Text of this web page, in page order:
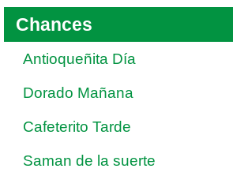
Chances
Antioqueñita Día
Dorado Mañana
Cafeterito Tarde
Saman de la suerte